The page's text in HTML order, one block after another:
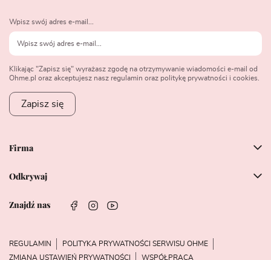
Firma
Odkrywaj
Znajdź nas
Wpisz swój adres e-mail...
Klikając "Zapisz się" wyrażasz zgodę na otrzymywanie wiadomości e-mail od
Ohme.pl oraz akceptujesz nasz regulamin oraz politykę prywatności i cookies.
Zapisz się
REGULAMIN
POLITYKA PRYWATNOŚCI SERWISU OHME
ZMIANA USTAWIEŃ PRYWATNOŚCI
WSPÓŁPRACA